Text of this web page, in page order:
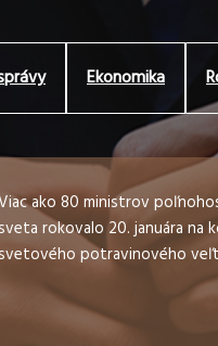
Ekonomika
ako 80 ministrov
sveta rokovalo 20. januára na
potravinového